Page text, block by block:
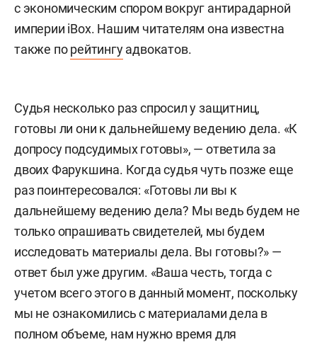
с экономическим спором вокруг антирадарной
империи iBox. Нашим читателям она известна
также порейтингуадвокатов.
Судья несколько раз спросил у защитниц,
готовы ли они к дальнейшему ведению дела. «К
допросу подсудимых готовы», — ответила за
двоих Фарукшина. Когда судья чуть позже еще
раз поинтересовался: «Готовы ли вы к
дальнейшему ведению дела? Мы ведь будем не
только опрашивать свидетелей, мы будем
исследовать материалы дела. Вы готовы?» —
ответ был уже другим. «Ваша честь, тогда с
учетом всего этого в данный момент, поскольку
мы не ознакомились с материалами дела в
полном объеме, нам нужно время для